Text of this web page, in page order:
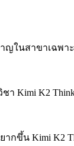
ญในสาขาเฉพา
ชา Kimi K2
ากขึ้น Kimi K2